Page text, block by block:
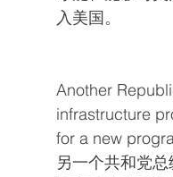
入美国。
Another
infrastructure
for a new
另一个共和党